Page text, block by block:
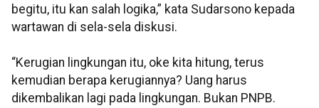
begitu, itu kan salah logika,” kata Sudarsono kepada
wartawan di sela-sela diskusi.
“Kerugian lingkungan itu, oke kita hitung, terus
kemudian berapa kerugiannya? Uang harus
dikembalikan lagi pada lingkungan. Bukan PNPB.